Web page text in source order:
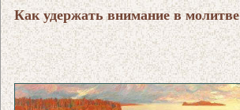
Как удержать внимание в молитве